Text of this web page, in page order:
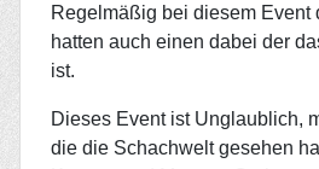
Regelmäßig bei diesem Event
hatten auch einen dabei der
ist.
Dieses Event ist Unglaublich,
die die Schachwelt gesehen